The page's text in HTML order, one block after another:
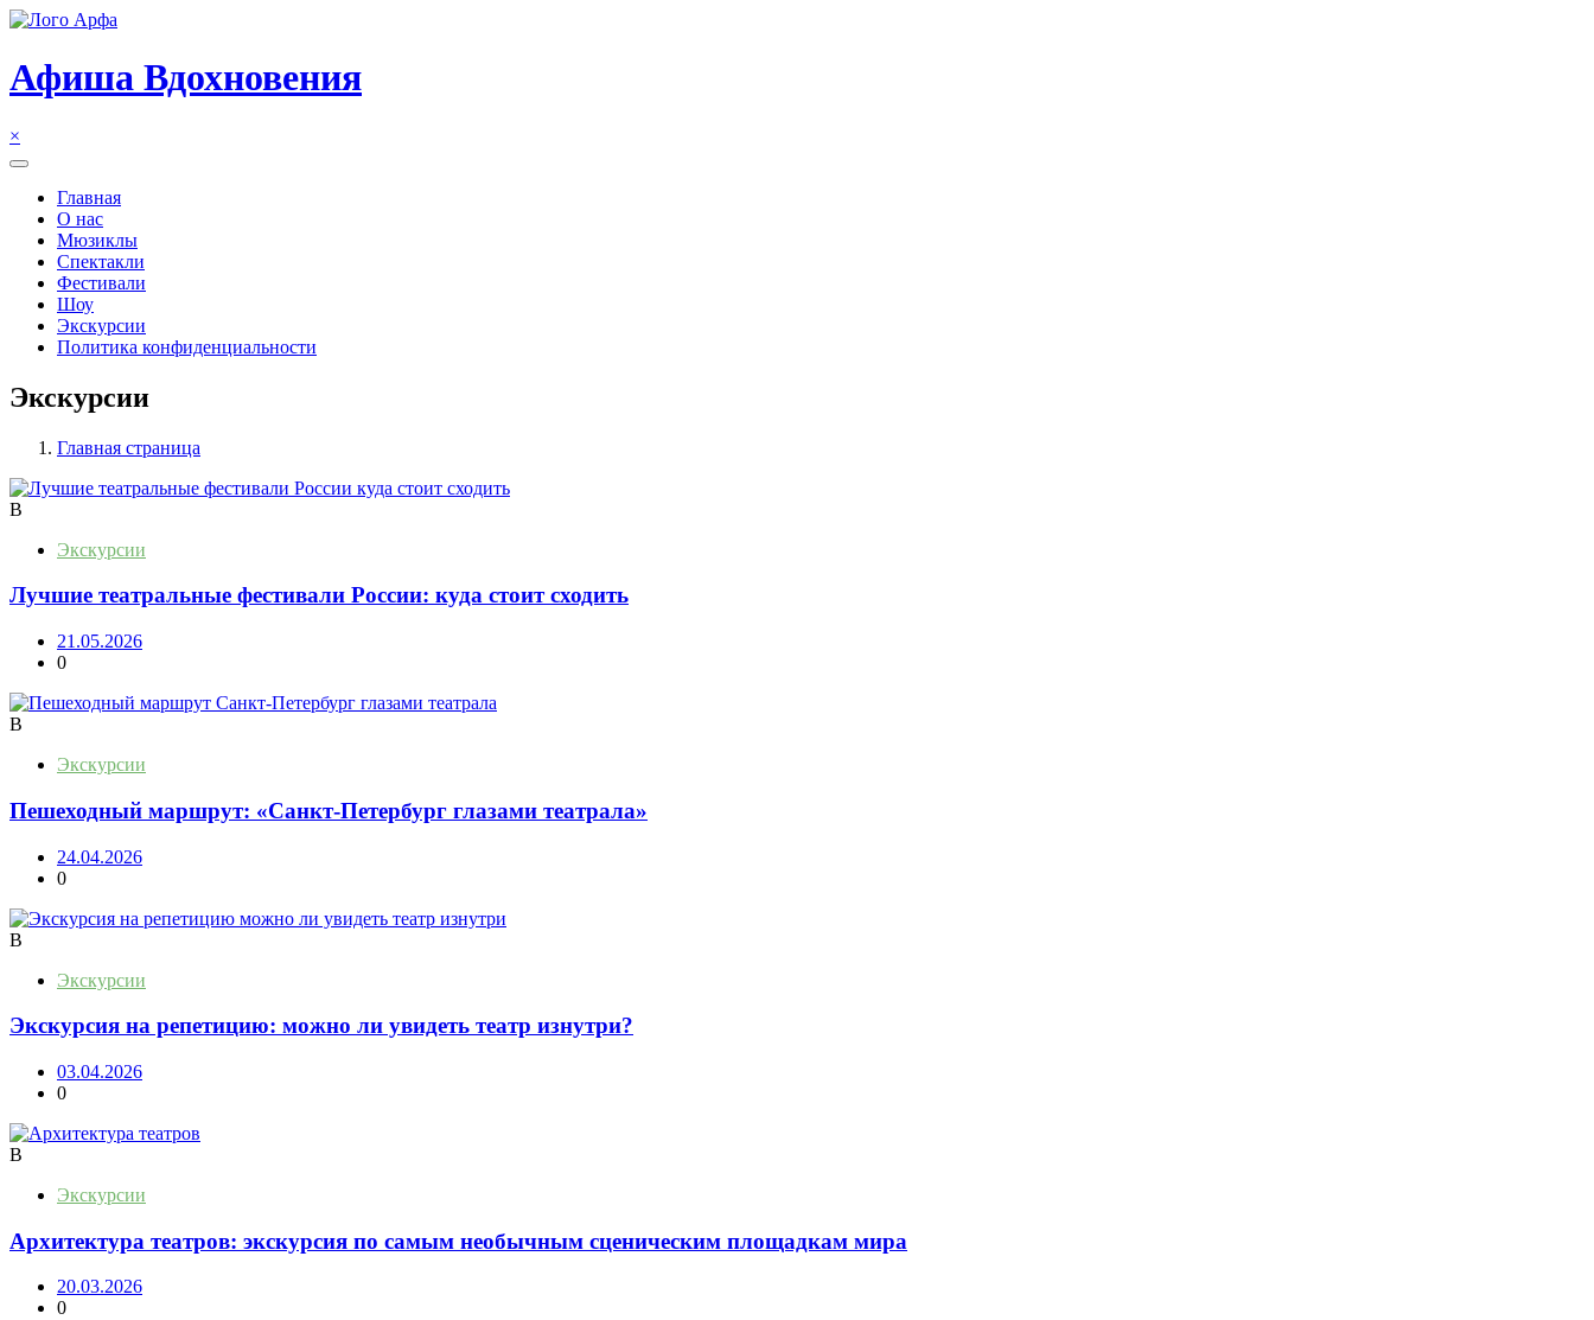
Перейти
содержимому
Афиша Вдохновения
×
Главная
О нас
Мюзиклы
Спектакли
Фестивали
Шоу
Экскурсии
Политика конфиденциальности
Экскурсии
Главная страница
В
Экскурсии
Лучшие театральные фестивали России: куда стоит сходить
21.05.2026
0
В
Экскурсии
Пешеходный маршрут: «Санкт-Петербург глазами театрала»
24.04.2026
0
В
Экскурсии
Экскурсия на репетицию: можно ли увидеть театр изнутри?
03.04.2026
0
В
Экскурсии
Архитектура театров: экскурсия по самым необычным сценическим площадкам мира
20.03.2026
0